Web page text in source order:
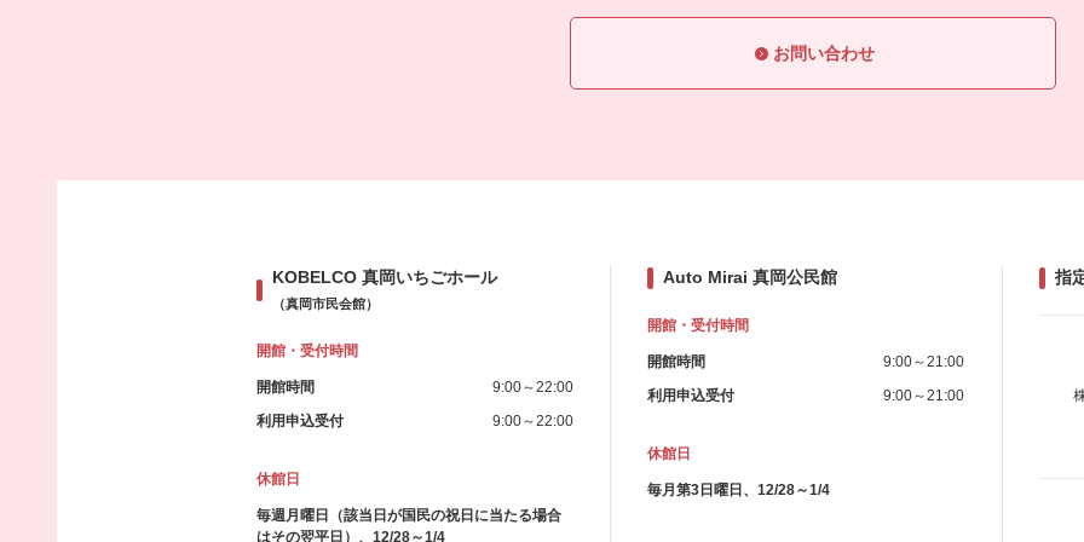
お問い合わせ
KOBELCO 真岡いちごホール
（真岡市民会館）
開館・受付時間
開館時間
9:00～22:00
利用申込受付
9:00～22:00
休館日
毎週月曜日（該当日が国民の祝日に当たる場合
はその翌平日）、12/28～1/4
Auto Mirai 真岡公民館
開館・受付時間
開館時間
9:00～21:00
利用申込受付
9:00～21:00
休館日
毎月第3日曜日、12/28～1/4
指